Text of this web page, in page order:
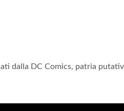
dalla DC Comics, patria